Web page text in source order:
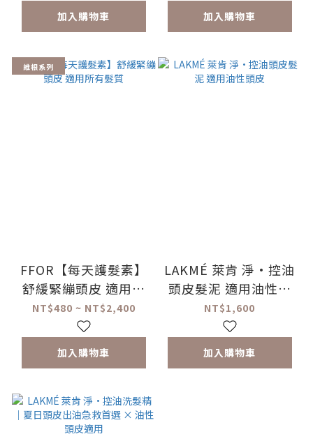
加入購物車 加入購物車
維根系列
FFOR【每天護髮素】
舒緩緊繃頭皮 適用所
有髮質
NT$480 ~ NT$2,400
加入購物車
LAKMÉ 萊肯 淨·控油
頭皮髮泥 適用油性頭
皮
NT$1,600
加入購物車